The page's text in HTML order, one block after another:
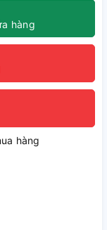
hàng
hàng